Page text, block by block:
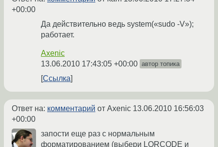
+00:00
Да действительно ведь system(«sudo -V»);
работает.
Axenic
13.06.2010 17:43:05 +00:00 автор топика
Ссылка
Ответ на: комментарий от Axenic 13.06.2010 16:56:03
+00:00
запости еще раз с нормальным
форматированием (выбери LORCODE и